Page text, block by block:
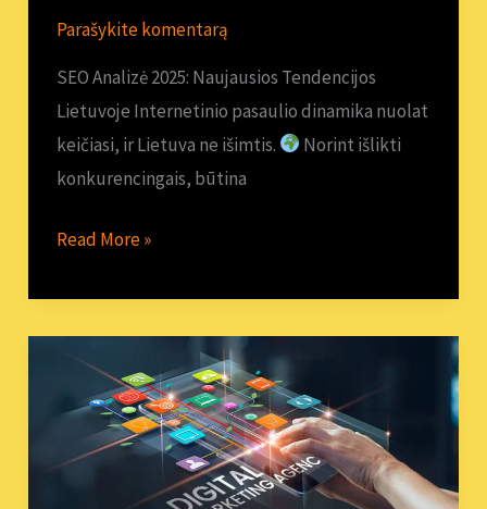
Parašykite komentarą
SEO Analizė 2025: Naujausios Tendencijos
Lietuvoje Internetinio pasaulio dinamika nuolat
keičiasi, ir Lietuva ne išimtis.
Norint išlikti
konkurencingais, būtina
Read More »
Innovations
Shaping